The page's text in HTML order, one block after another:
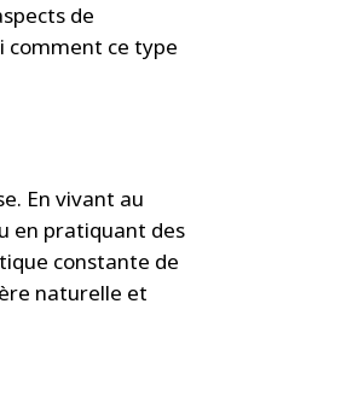
de
comment ce type
En vivant au
en pratiquant des
constante de
naturelle et